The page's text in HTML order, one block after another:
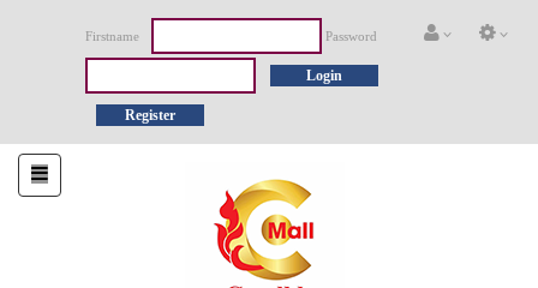
Firstname Password
Login
Register
Toggle
navigation